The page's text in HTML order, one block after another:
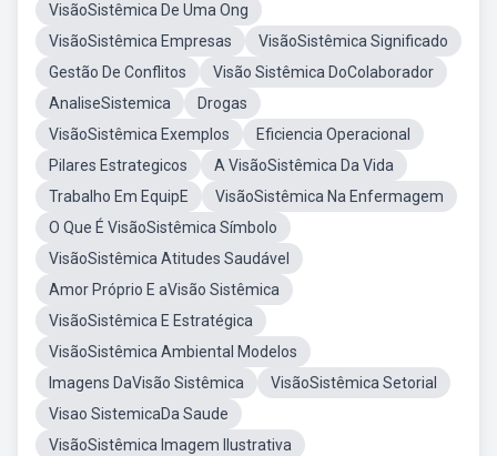
VisãoSistêmica De Uma Ong
VisãoSistêmica Empresas
VisãoSistêmica Significado
Gestão De Conflitos
Visão Sistêmica DoColaborador
AnaliseSistemica
Drogas
VisãoSistêmica Exemplos
Eficiencia Operacional
Pilares Estrategicos
A VisãoSistêmica Da Vida
Trabalho Em EquipE
VisãoSistêmica Na Enfermagem
O Que É VisãoSistêmica Símbolo
VisãoSistêmica Atitudes Saudável
Amor Próprio E aVisão Sistêmica
VisãoSistêmica E Estratégica
VisãoSistêmica Ambiental Modelos
Imagens DaVisão Sistêmica
VisãoSistêmica Setorial
Visao SistemicaDa Saude
VisãoSistêmica Imagem Ilustrativa